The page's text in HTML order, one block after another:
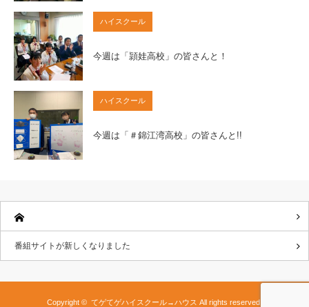
ハイスクール
今週は「頴娃高校」の皆さんと！
ハイスクール
今週は「＃錦江湾高校」の皆さんと!!
番組サイトが新しくなりました
Copyright © てゲてゲハイスクール→ハウス All rights reserved.